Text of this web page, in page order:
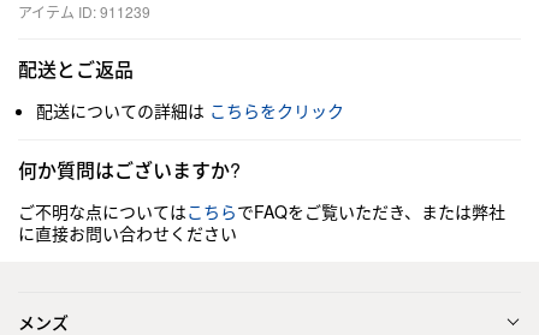
アイテム ID: 911239
配送とご返品
配送についての詳細は こちらをクリック
何か質問はございますか?
ご不明な点についてはこちらでFAQをご覧いただき、または弊社
に直接お問い合わせください
メンズ